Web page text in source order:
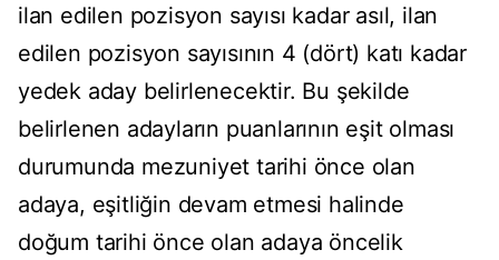
ilan edilen pozisyon sayısı kadar asıl, ilan
edilen pozisyon sayısının 4 (dört) katı kadar
yedek aday belirlenecektir. Bu şekilde
belirlenen adayların puanlarının eşit olması
durumunda mezuniyet tarihi önce olan
adaya, eşitliğin devam etmesi halinde
doğum tarihi önce olan adaya öncelik